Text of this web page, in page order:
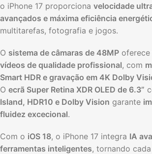
o iPhone 17 proporciona velocidade
avançados e máxima eficiência
multitarefas, fotografia e jogos.
O sistema de câmaras de 48MP oferece
vídeos de qualidade profissional, com
Smart HDR e gravação em 4K Dolby
O ecrã Super Retina XDR OLED de 6.3”
Island, HDR10 e Dolby Vision garante
fluidez excecional.
Com o iOS 18, o iPhone 17 integra IA
ferramentas inteligentes, tornando